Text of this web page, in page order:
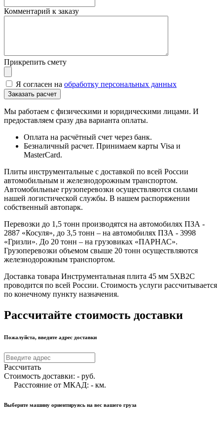
Комментарий к заказу
Прикрепить смету
Я согласен на обработку персональных данных
Мы работаем с физическими и юридическими лицами. И
предоставляем сразу два варианта оплаты.
Оплата на расчётный счет через банк.
Безналичный расчет. Принимаем карты Visa и
MasterCard.
Плиты инструментальные с доставкой по всей России
автомобильным и железнодорожным транспортом.
Автомобильные грузоперевозки осуществляются силами
нашей логистической службы. В нашем распоряжении
собственный автопарк.
Перевозки до 1,5 тонн производятся на автомобилях ПЗА -
2887 «Косуля», до 3,5 тонн – на автомобилях ПЗА - 3998
«Гризли». До 20 тонн – на грузовиках «ПАРНАС».
Грузоперевозки объемом свыше 20 тонн осуществляются
железнодорожным транспортом.
Доставка товара Инструментальная плита 45 мм 5ХВ2С
проводится по всей России. Стоимость услуги рассчитывается
по конечному пункту назначения.
Рассчитайте стоимость доставки
Пожалуйста, введите адрес доставки
Рассчитать
Стоимость доставки: - руб.
Расстояние от МКАД: - км.
Выберите машину ориентируясь на вес вашего груза